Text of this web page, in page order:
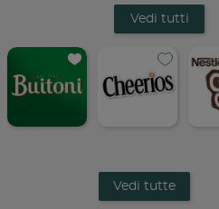
Vedi tutti
Vedi tutte